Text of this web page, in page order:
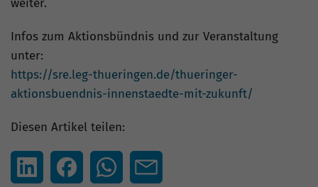
weiter.
Infos zum Aktionsbündnis und zur Veranstaltung
unter:
https://sre.leg-thueringen.de/thueringer-
aktionsbuendnis-innenstaedte-mit-zukunft/
Diesen Artikel teilen: